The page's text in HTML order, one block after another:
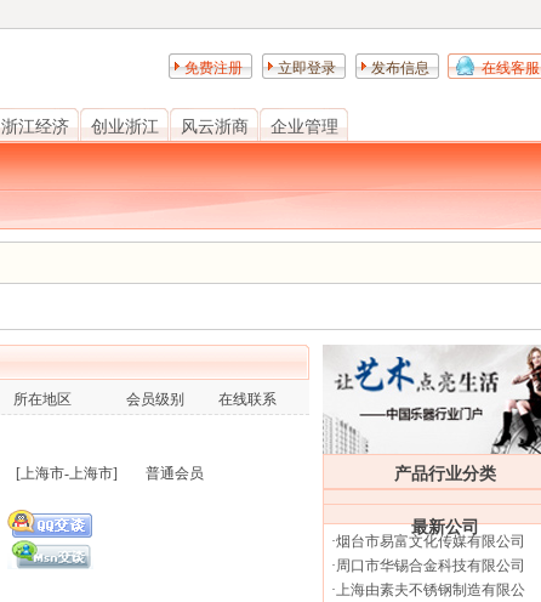
免费注册 立即登录 发布信息 在线客服
浙江经济 创业浙江 风云浙商 企业管理
所在地区 会员级别 在线联系
[上海市-上海市] 普通会员 产品行业分类
最新公司
·烟台市易富文化传媒有限公司
·周口市华锡合金科技有限公司
·上海由素夫不锈钢制造有限公